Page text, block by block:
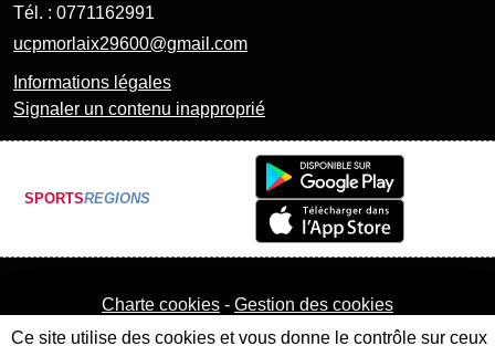
Tél. : 0771162991
ucpmorlaix29600@gmail.com
Informations légales
Signaler un contenu inapproprié
SPORTSREGIONS
Charte cookies Gestion des cookies
Ce site utilise des cookies et vous donne le contrôle sur ceux